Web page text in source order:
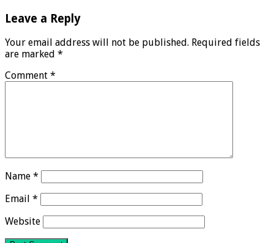
Leave a Reply
Your email address will not be published. Required fields
are marked *
Comment *
Name *
Email *
Website